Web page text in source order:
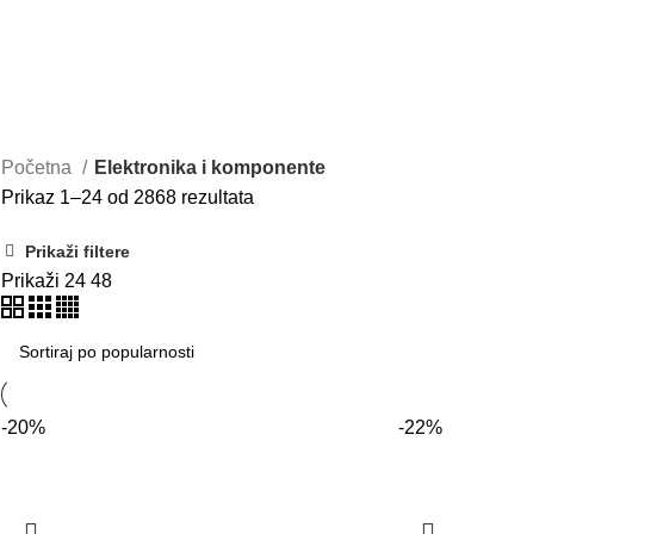
Početna
Elektronika i komponente
Prikaz 1–24 od 2868 rezultata
Prikaži filtere
Prikaži 24 48
-20% -22%